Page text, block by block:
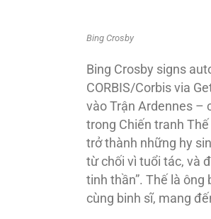
Bing Crosby
Bing Crosby signs
CORBIS/Corbis via
vào Trận Ardennes –
trong Chiến tranh
trở thành những hy
từ chối vì tuổi tác, và
tinh thần”. Thế là
cùng binh sĩ, mang